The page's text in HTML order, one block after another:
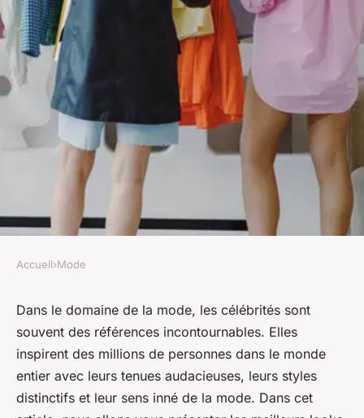
Les meilleurs looks de
célébrités à copier
Antoine•14 septembre 2023•6 min de lecture
Accueil›Mode
Dans le domaine de la mode, les célébrités sont
souvent des références incontournables. Elles
inspirent des millions de personnes dans le monde
entier avec leurs tenues audacieuses, leurs styles
distinctifs et leur sens inné de la mode. Dans cet